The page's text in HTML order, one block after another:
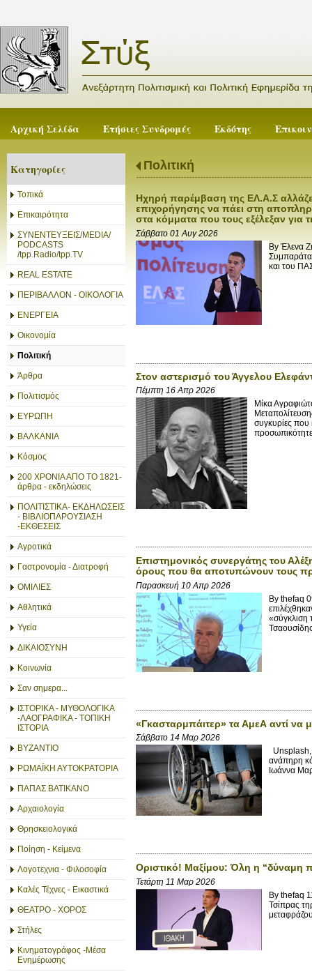
Αρχική Σελίδα Ετήσιες Συνδρομές Εκδότης
Κατηγορίες
Τοπικά
Επικαιρότητα
ΣΥΝΕΝΤΕΥΞΕΙΣ/MEDIA/
PODCASTS
/tpp.Radio/tpp.TV
REAL ESTATE
ΠΕΡΙΒΑΛΛΟΝ - ΟΙΚΟΛΟΓΙΑ
ΕΝΕΡΓΕΙΑ
Οικονομία
Πολιτική
Άρθρα
Πολιτισμός
ΕΥΡΩΠΗ
ΒΑΛΚΑΝΙΑ
Κόσμος
200 ΧΡΟΝΙΑ ΑΠΟ ΤΟ 1821-
άρθρα - εκδηλώσεις
ΠΟΛΙΤΙΣΤΙΚΑ- ΕΚΔΗΛΩΣΕΙΣ
- ΒΙΒΛΙΟΠΑΡΟΥΣΙΑΣΗ
-ΕΚΘΕΣΕΙΣ
Αγροτικά
Γαστρονομία - Διατροφή
ΟΜΙΛΙΕΣ
Αθλητικά
Υγεία
ΔΙΚΑΙΟΣΥΝΗ
Κοινωνία
Σαν σημερα...
ΙΣΤΟΡΙΚΑ - ΜΥΘΟΛΟΓΙΚΑ
-ΛΑΟΓΡΑΦΙΚΑ - ΤΟΠΙΚΗ
ΙΣΤΟΡΙΑ
ΒΥΖΑΝΤΙΟ
ΡΩΜΑΪΚΗ ΑΥΤΟΚΡΑΤΟΡΙΑ
ΠΑΠΑΣ ΒΑΤΙΚΑΝΟ
Αρχαιολογία
Θρησκειολογικά
Ποίηση - Κείμενα
Λογοτεχνια - Φιλοσοφία
Καλές Τέχνες - Εικαστικά
ΘΕΑΤΡΟ - ΧΟΡΟΣ
Στήλες
Κινηματογράφος -Μέσα
Ενημέρωσης
Πολιτική
Ηχηρή παρέμβαση της ΕΛ.Α.Σ
επιχορήγησης να πάει στη
στα κόμματα που τους εξέλεξαν
Σάββατο 01 Αυγ 2026
By Έλενα
και του
Στον αστερισμό του Άγγελου
Πέμπτη 16 Απρ 2026
Μίκα
συγκυρίες που
Επιστημονικός συνεργάτης του
όρους που θα αποτυπώνουν τους
Παρασκευή 10 Απρ 2026
By thefaq
«σύγκλιση
«Γκασταρμπάιτερ» τα ΑμεΑ αντί να
Σάββατο 14 Μαρ 2026
Unsplash,
ανάπηρη
Ιωάννα
Οριστικό! Μαξίμου: Όλη η “δύναμη
Τετάρτη 11 Μαρ 2026
By thefaq
Τσίπρας